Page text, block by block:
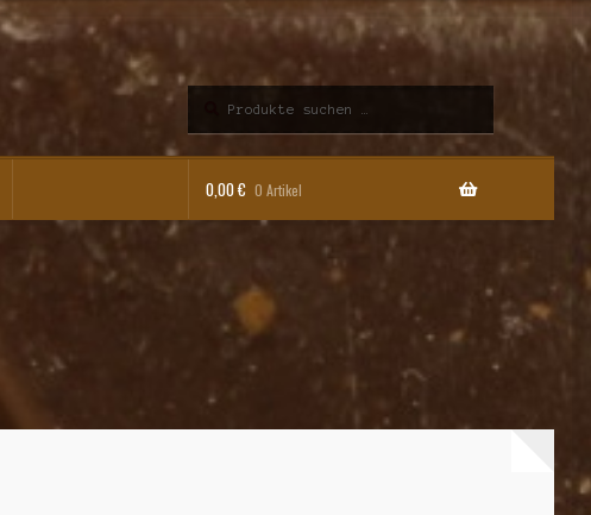
nach:
0,00€ 0 Artikel